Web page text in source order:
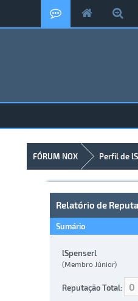
FÓRUM NOX Perfil de
Relatório de
Sumário
lSpenserl
(Membro Júnior)
Reputação Total: 0